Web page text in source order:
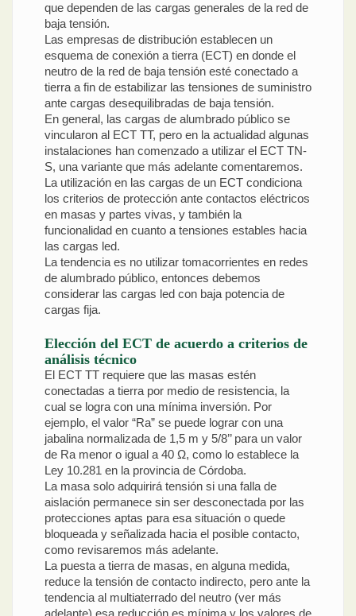
que dependen de las cargas generales de la red de
baja tensión.
Las empresas de distribución establecen un
esquema de conexión a tierra (ECT) en donde el
neutro de la red de baja tensión esté conectado a
tierra a fin de estabilizar las tensiones de suministro
ante cargas desequilibradas de baja tensión.
En general, las cargas de alumbrado público se
vincularon al ECT TT, pero en la actualidad algunas
instalaciones han comenzado a utilizar el ECT TN-
S, una variante que más adelante comentaremos.
La utilización en las cargas de un ECT condiciona
los criterios de protección ante contactos eléctricos
en masas y partes vivas, y también la
funcionalidad en cuanto a tensiones estables hacia
las cargas led.
La tendencia es no utilizar tomacorrientes en redes
de alumbrado público, entonces debemos
considerar las cargas led con baja potencia de
cargas fija.
Elección del ECT de acuerdo a criterios de
análisis técnico
El ECT TT requiere que las masas estén
conectadas a tierra por medio de resistencia, la
cual se logra con una mínima inversión. Por
ejemplo, el valor “Ra” se puede lograr con una
jabalina normalizada de 1,5 m y 5/8’’ para un valor
de Ra menor o igual a 40 Ω, como lo establece la
Ley 10.281 en la provincia de Córdoba.
La masa solo adquirirá tensión si una falla de
aislación permanece sin ser desconectada por las
protecciones aptas para esa situación o quede
bloqueada y señalizada hacia el posible contacto,
como revisaremos más adelante.
La puesta a tierra de masas, en alguna medida,
reduce la tensión de contacto indirecto, pero ante la
tendencia al multiaterrado del neutro (ver más
adelante) esa reducción es mínima y los valores de